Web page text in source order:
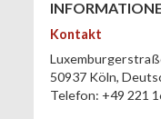
Kontakt
50937 Köln,
Telefon: +49 221